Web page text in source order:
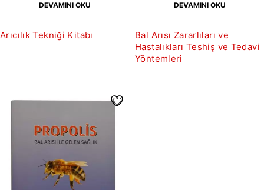
DEVAMINI OKU
Arıcılık Tekniği Kitabı
DEVAMINI OKU
Bal Arısı Zararlıları ve
Hastalıkları Teshiş ve Tedavi
Yöntemleri